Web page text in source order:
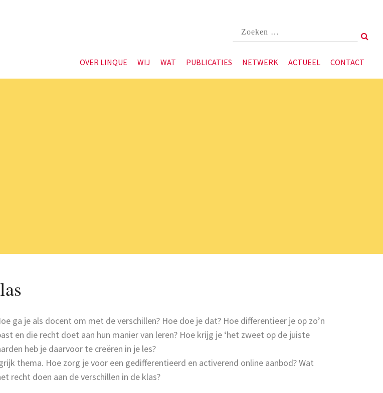
OVER LINQUE WIJ WAT PUBLICATIES NETWERK ACTUEEL CONTACT
ga je als docent om met de verschillen? Hoe doe je dat? Hoe differentieer je op zo’n
en die recht doet aan hun manier van leren? Hoe krijg je ‘het zweet op de juiste
heb je daarvoor te creëren in je les?
thema. Hoe zorg je voor een gedifferentieerd en activerend online aanbod? Wat
recht doen aan de verschillen in de klas?